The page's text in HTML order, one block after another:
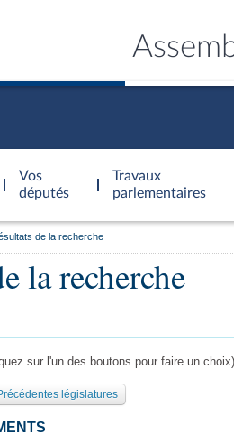
Vos
députés
Travaux
parlementaires
de la recherche
la recherche
sur l'un des boutons pour faire un choix)
législatures